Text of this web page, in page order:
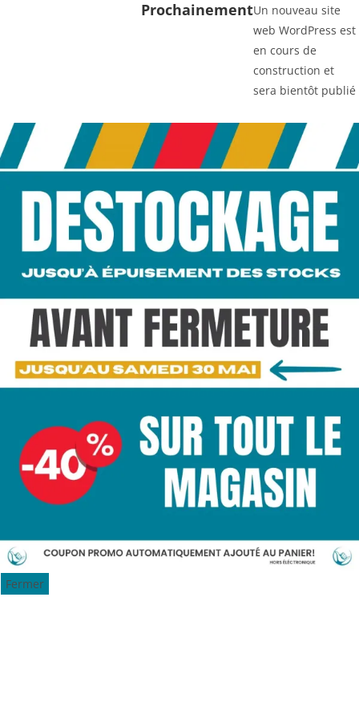
ProchainementUn nouveau site
web WordPress est
en cours de
construction et
sera bientôt publié
Fermer